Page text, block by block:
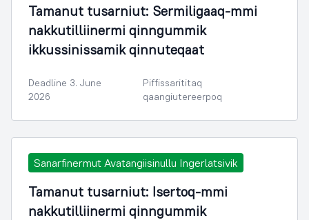
Tamanut tusarniut: Sermiligaaq-mmi
nakkutilliinermi qinngummik
ikkussinissamik qinnuteqaat
Deadline 3. June
2026
Piffissarititaq
qaangiutereerpoq
Sanarfinermut Avatangiisinullu Ingerlatsivik
Tamanut tusarniut: Isertoq-mmi
nakkutilliinermi qinngummik